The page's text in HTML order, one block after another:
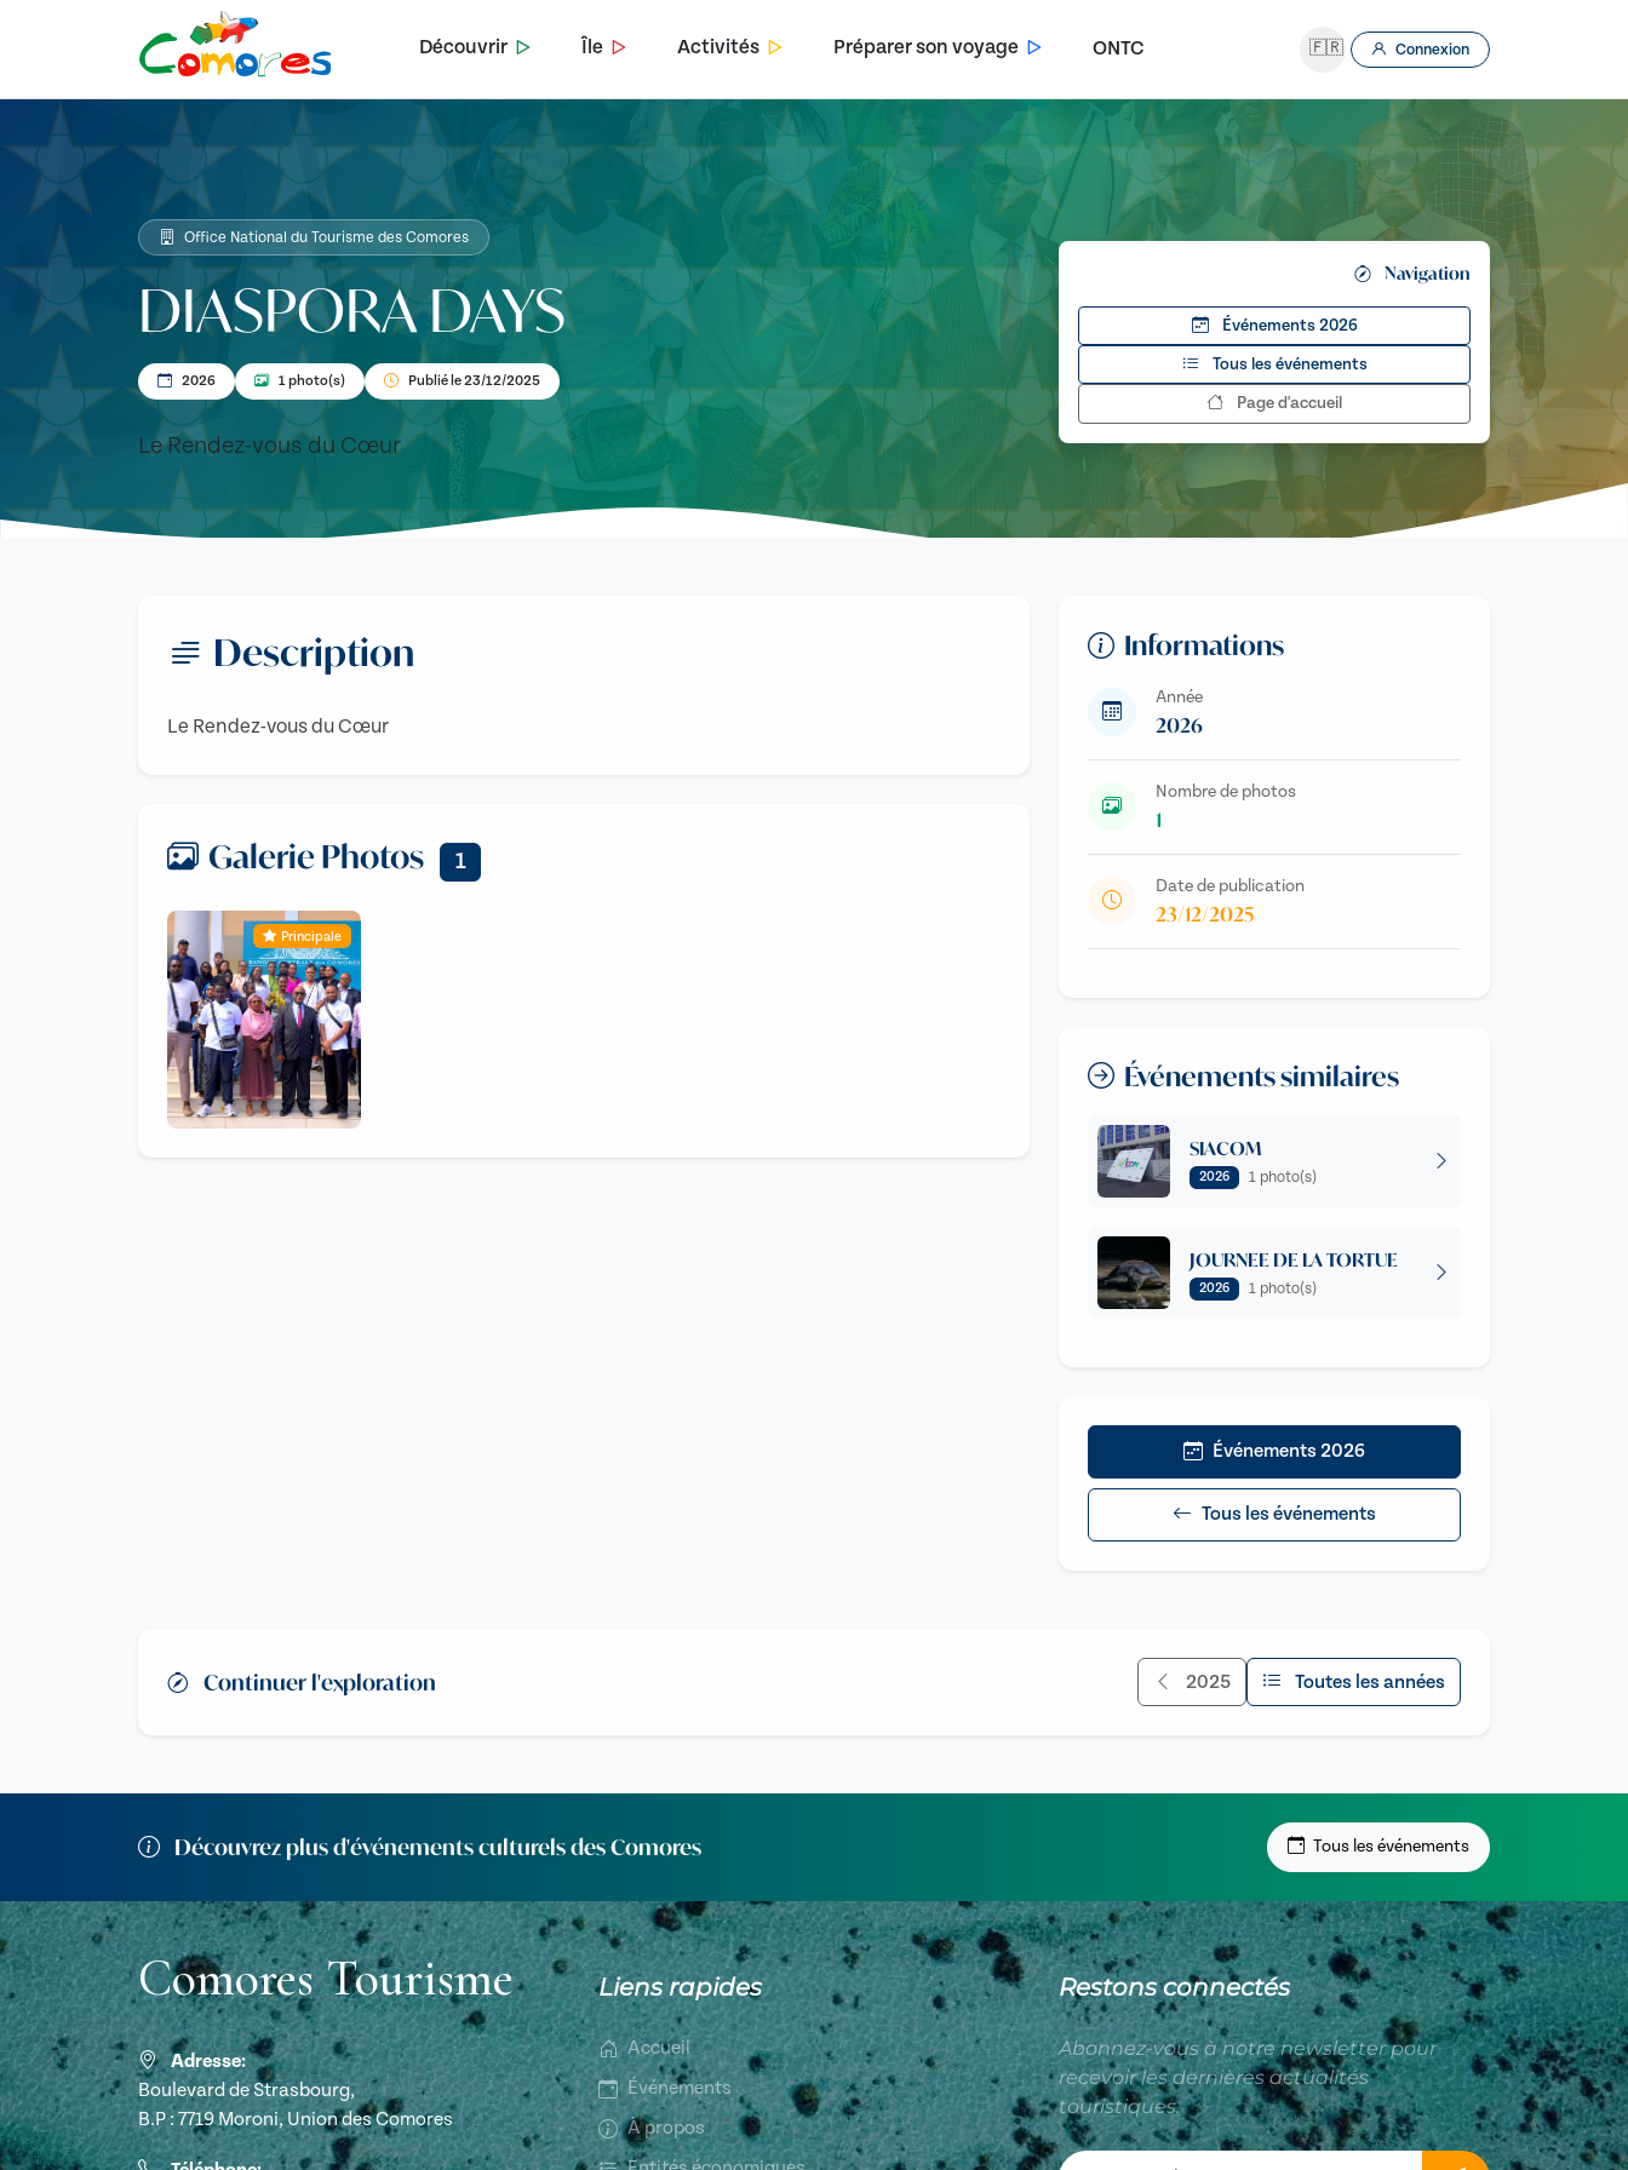
🇫🇷 Connexion
Découvrir Île Activités Préparer son voyage ONTC
Office National du Tourisme des Comores
DIASPORA DAYS
2026 1 photo(s) Publié le 23/12/2025
Le Rendez-vous du Cœur
Navigation
Événements 2026
Tous les événements
Page d'accueil
Description
Le Rendez-vous du Cœur
Galerie Photos 1
Principale
Informations
Année
2026
Nombre de photos
1
Date de publication
23/12/2025
Événements similaires
SIACOM
2026 1 photo(s)
JOURNEE DE LA TORTUE
2026 1 photo(s)
Événements 2026
Tous les événements
Continuer l'exploration 2025 Toutes les années
Découvrez plus d'événements culturels des Comores Tous les événements
Comores Tourisme
Adresse:
Boulevard de Strasbourg,
B.P : 7719 Moroni, Union des Comores
Liens rapides
Accueil
Événements
À propos
Restons connectés
Abonnez-vous à notre newsletter pour
recevoir les dernières actualités
touristiques.